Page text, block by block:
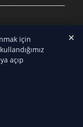
×
için
açıp
ve anlamlı
taçlandırmak
cenaze,